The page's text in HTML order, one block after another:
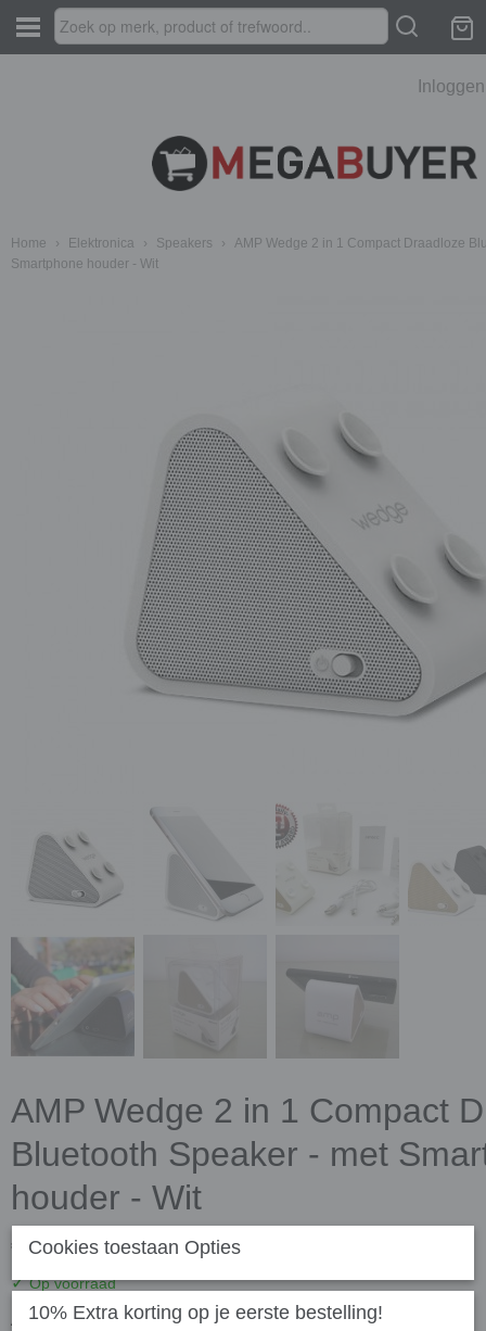
Inloggen
Home › Elektronica › Speakers ›
AMP Wedge 2 in 1 Compact Draadloze
Smartphone houder - Wit
AMP Wedge 2 in 1 Compact
Bluetooth Speaker - met
houder - Wit
€ 13,95 (inclusief btw 21%)
✓Op voorraad
Aantal
Cookies toestaan Opties
10% Extra korting op je eerste bestelling!